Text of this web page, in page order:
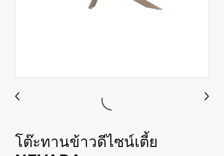
โต๊ะทานข้าวดีไซน์เตี้ย